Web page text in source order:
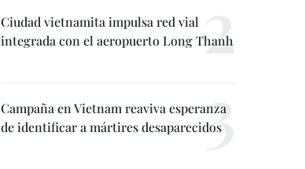
Ciudad vietnamita impulsa red vial
integrada con el aeropuerto Long Thanh
Campaña en Vietnam reaviva esperanza
de identificar a mártires desaparecidos